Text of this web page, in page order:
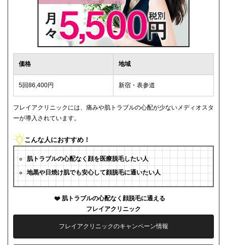
価格 地域
5回86,400円 新宿・表参道
フレイアクリニックには、痛みや肌トラブルの心配が少ないメディオスタ
ーが導入されています。
こんな人におすすめ！
肌トラブルの心配なく顔を医療脱毛したい人
地黒や日焼け肌でも安心して顔脱毛に通いたい人
肌トラブルの心配なく顔脱毛に通える
フレイアクリニック
フレイアクリニックのキャンペーン情報